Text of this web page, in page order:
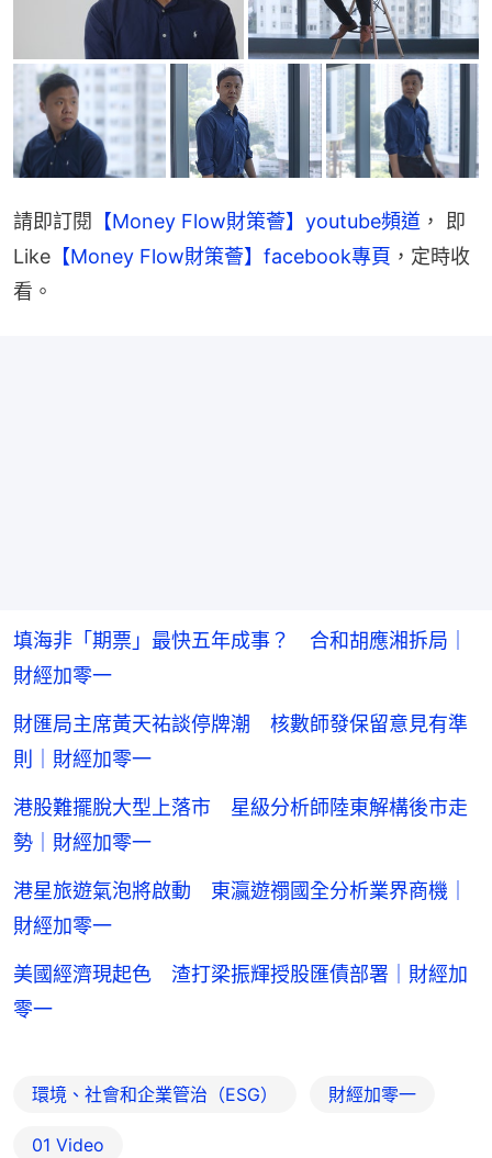
請即訂閱 【Money Flow財策薈】youtube頻道 ， 即
Like 【Money Flow財策薈】facebook專頁 ，定時收
看。
填海非「期票」最快五年成事？ 合和胡應湘拆局｜
財經加零一
財匯局主席黃天祐談停牌潮 核數師發保留意見有準
則｜財經加零一
港股難擺脫大型上落市 星級分析師陸東解構後市走
勢｜財經加零一
港星旅遊氣泡將啟動 東瀛遊禤國全分析業界商機｜
財經加零一
美國經濟現起色 渣打梁振輝授股匯債部署｜財經加
零一
環境、社會和企業管治（ESG） 財經加零一
01 Video